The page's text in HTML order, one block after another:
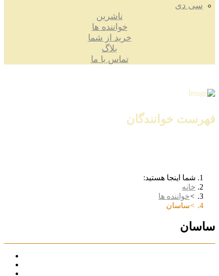
سی دی
ناشرین
خواننده ها
خرید از شما
بلاگ
تماس با ما
فهرست خوانندگان
شما اینجا هستید:
خانه
خواننده ها
ساسان
ساسان